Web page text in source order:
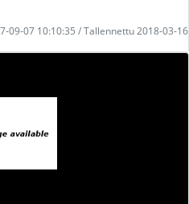
09-07 10:10:35 / Tallennettu 2018-03-16